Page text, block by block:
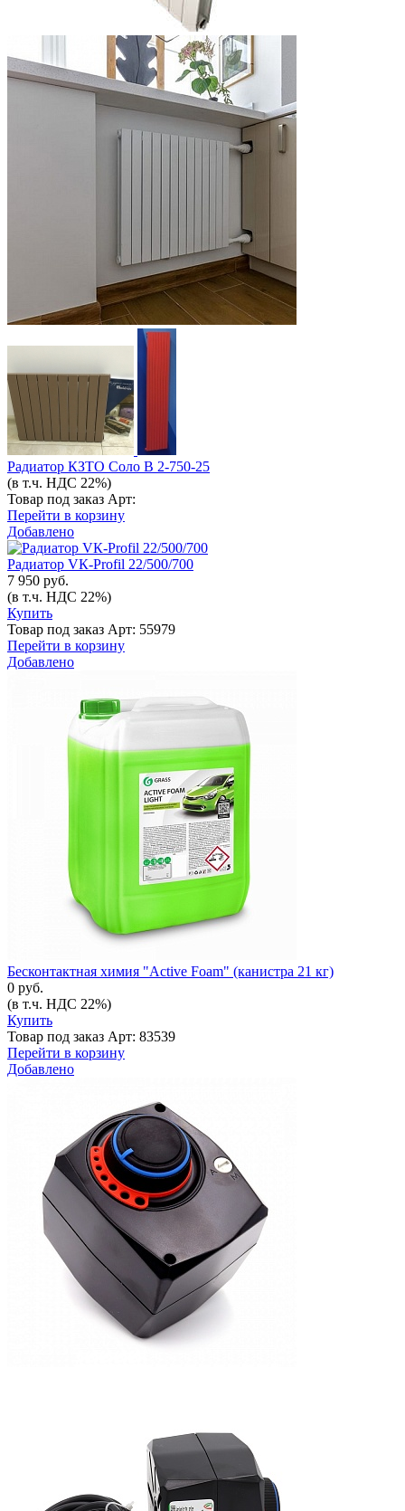
Радиатор КЗТО Соло В 2-750-25
(в т.ч. НДС 22%)
Товар под заказ Арт:
Перейти в корзину
Добавлено
Радиатор VК-Profil 22/500/700
7 950 руб.
(в т.ч. НДС 22%)
Купить
Товар под заказ Арт: 55979
Перейти в корзину
Добавлено
Бесконтактная химия "Active Foam" (канистра 21 кг)
0 руб.
(в т.ч. НДС 22%)
Купить
Товар под заказ Арт: 83539
Перейти в корзину
Добавлено